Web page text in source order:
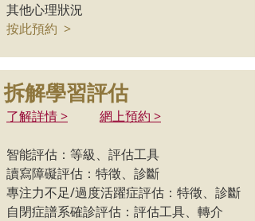
其他心理狀況
按此預約 >
拆解學習評估
了解詳情 > 網上預約 >
智能評估：等級、評估工具
讀寫障礙評估：特徵、診斷
專注力不足/過度活躍症評估：特徵、診斷
自閉症譜系確診評估：評估工具、轉介